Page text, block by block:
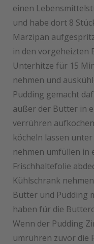
einen
und habe dort 8
Marzipan
in den vorgeheizten
Unterhitze für 15
nehmen und
Pudding gemacht
außer der Butter in
verrühren
köcheln lassen
nehmen umfüllen in
Frischhaltefolie
Kühlschrank
Butter und Pudding
haben für die
Wenn der Pudding
umrühren zuvor die